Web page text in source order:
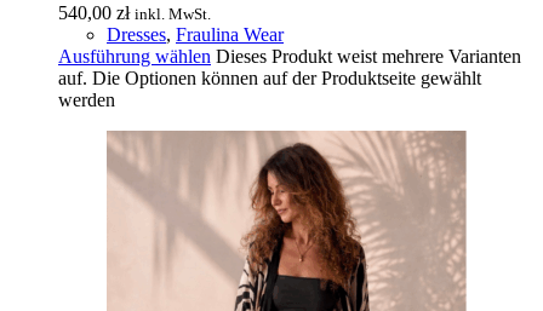
540,00 zł inkl. MwSt.
Dresses, Fraulina Wear
Ausführung wählen Dieses Produkt weist mehrere Varianten
auf. Die Optionen können auf der Produktseite gewählt
werden